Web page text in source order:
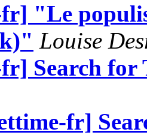
"Le
Louise
Search for
fr]